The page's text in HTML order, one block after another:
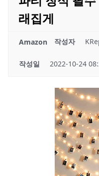
래집게
Amazon 작성자
작성일 2022-10-24